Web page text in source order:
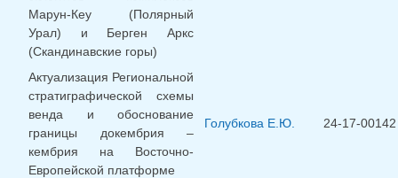
Марун-Кеу (Полярный
Урал) и Берген Аркс
(Скандинавские горы)
Актуализация Региональной
стратиграфической схемы
венда и обоснование
границы докембрия –
кембрия на Восточно-
Европейской платформе
Голубкова Е.Ю. 24-17-00142